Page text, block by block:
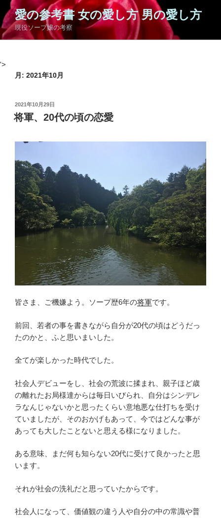
ン
テ
ン
へ
愛の参考書 女の愛し方 男の愛し方
現役ソープ嬢の考察
'>
月: 2021年10月
投
稿
日:
2021年10月29日
将軍、20代の頃の恋愛
皆さま、ご機嫌よう。ソープ歴6年の将軍です。
前回、若者の事を書きながら自分が20代の頃はどうだっ
たのかと、ふと思いまいした。
全てが楽しかった時代でした。
社会人デビューをし、社会の荒波に揉まれ、親子ほど歳
の離れたお局様達からは毎日いびられ、自分はシンデレ
ラなんじゃないかと思ったくらい意地悪な仕打ちを受け
ていましたが、そのおかげもあって、今ではどんな事が
あっても大したことないと思える様になりました。
ある意味、まだ何も知らない20代に受けて良かったと思
います。
それが社会の洗礼だと思っていたからです。
社会人になって、価値観の違う人や自分の中の常識や普